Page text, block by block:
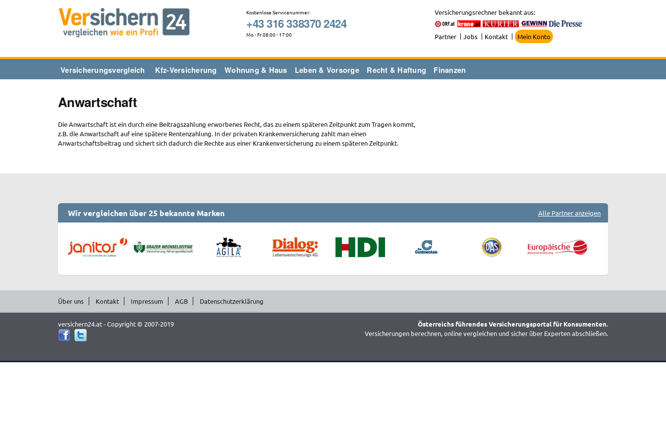
Kostenlose Servicenummer:
+43 316 338370 2424
Mo - Fr 08:00 - 17:00
Versicherungsrechner bekannt aus:
Partner Jobs Kontakt Mein Konto
Versicherungsvergleich Kfz-Versicherung Wohnung & Haus Leben & Vorsorge Recht & Haftung Finanzen
Anwartschaft
Die Anwartschaft ist ein durch eine Beitragszahlung erworbenes Recht, das zu einem späteren Zeitpunkt zum Tragen kommt,
z.B. die Anwartschaft auf eine spätere Rentenzahlung. In der privaten Krankenversicherung zahlt man einen
Anwartschaftsbeitrag und sichert sich dadurch die Rechte aus einer Krankenversicherung zu einem späteren Zeitpunkt.
Wir vergleichen über 25 bekannte Marken Alle Partner anzeigen
Über uns Kontakt Impressum AGB Datenschutzerklärung
versichern24.at - Copyright © 2007-2019
Österreichs führendes Versicherungsportal für Konsumenten.
Versicherungen berechnen, online vergleichen und sicher über Experten abschließen.